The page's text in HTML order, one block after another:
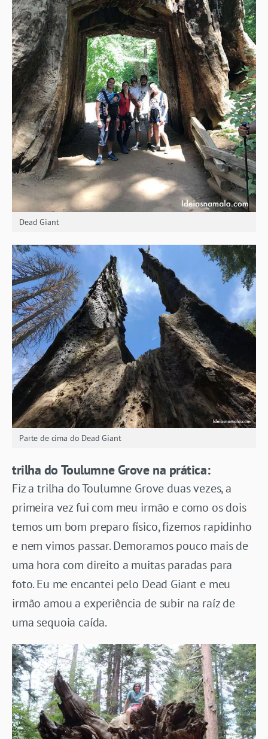
Dead Giant
Parte de cima do Dead Giant
trilha do Toulumne Grove na prática:
Fiz a trilha do Toulumne Grove duas vezes, a
primeira vez fui com meu irmão e como os dois
temos um bom preparo físico, fizemos rapidinho
e nem vimos passar. Demoramos pouco mais de
uma hora com direito a muitas paradas para
foto. Eu me encantei pelo Dead Giant e meu
irmão amou a experiência de subir na raíz de
uma sequoia caída.